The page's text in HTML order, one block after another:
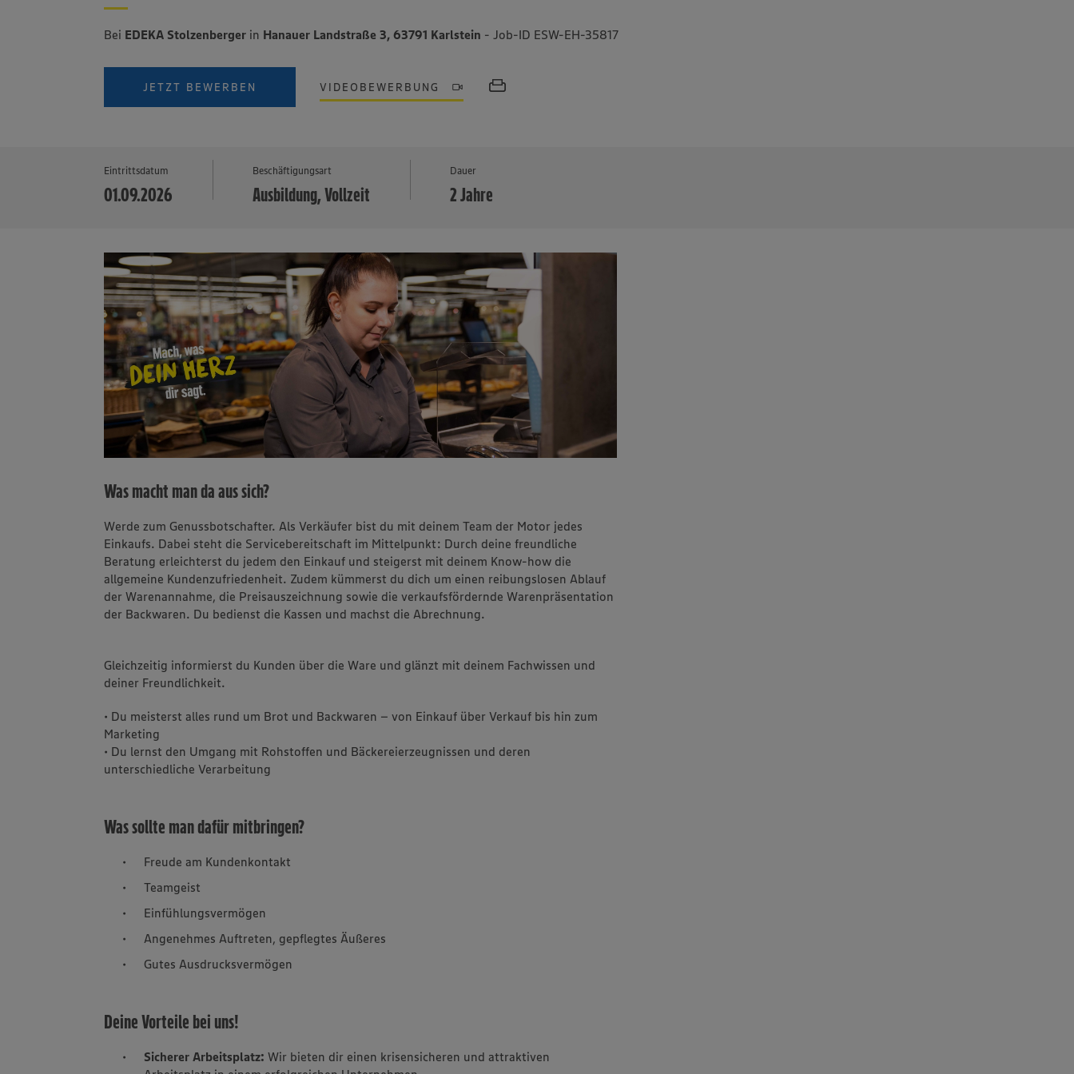
Bei EDEKA Stolzenberger in Hanauer Landstraße 3, 63791 Karlstein - Job-ID ESW-EH-35817
JETZT BEWERBEN VIDEOBEWERBUNG
Eintrittsdatum
01.09.2026
Beschäftigungsart
Ausbildung, Vollzeit
Dauer
2 Jahre
Was macht man da aus sich?
Werde zum Genussbotschafter. Als Verkäufer bist du mit deinem Team der Motor jedes
Einkaufs. Dabei steht die Servicebereitschaft im Mittelpunkt: Durch deine freundliche
Beratung erleichterst du jedem den Einkauf und steigerst mit deinem Know-how die
allgemeine Kundenzufriedenheit. Zudem kümmerst du dich um einen reibungslosen Ablauf
der Warenannahme, die Preisauszeichnung sowie die verkaufsfördernde Warenpräsentation
der Backwaren. Du bedienst die Kassen und machst die Abrechnung.
Gleichzeitig informierst du Kunden über die Ware und glänzt mit deinem Fachwissen und
deiner Freundlichkeit.
• Du meisterst alles rund um Brot und Backwaren – von Einkauf über Verkauf bis hin zum
Marketing
• Du lernst den Umgang mit Rohstoffen und Bäckereierzeugnissen und deren
unterschiedliche Verarbeitung
Was sollte man dafür mitbringen?
Freude am Kundenkontakt
Teamgeist
Einfühlungsvermögen
Angenehmes Auftreten, gepflegtes Äußeres
Gutes Ausdrucksvermögen
Deine Vorteile bei uns!
Sicherer Arbeitsplatz:Wir bieten dir einen krisensicheren und attraktiven